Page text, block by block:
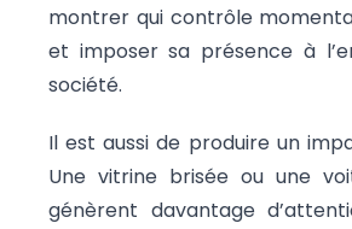
montrer qui contrôle
et imposer sa présence à
société.
Il est aussi de produire un
Une vitrine brisée ou une
génèrent davantage